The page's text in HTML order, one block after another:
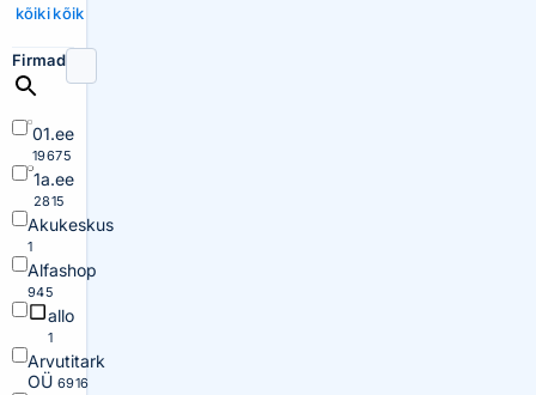
kõikikõik
Firmad
01.ee
19675
1a.ee
2815
Akukeskus
1
Alfashop
945
allo
1
Arvutitark
OÜ 6916